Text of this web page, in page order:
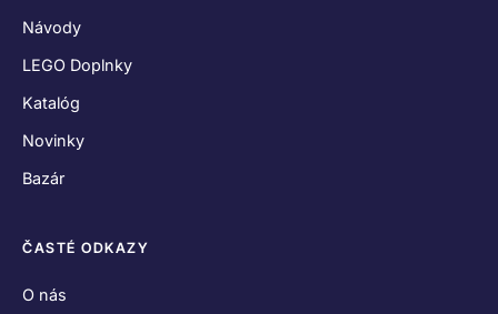
Návody
LEGO Doplnky
Katalóg
Novinky
Bazár
ČASTÉ ODKAZY
O nás